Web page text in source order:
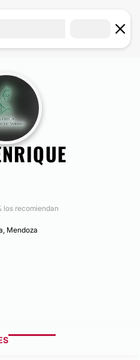
los recomiendan
Mendoza